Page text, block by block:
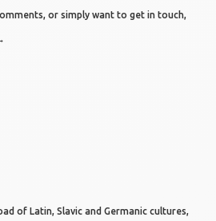
or simply want to get in touch,
of Latin, Slavic and Germanic cultures,